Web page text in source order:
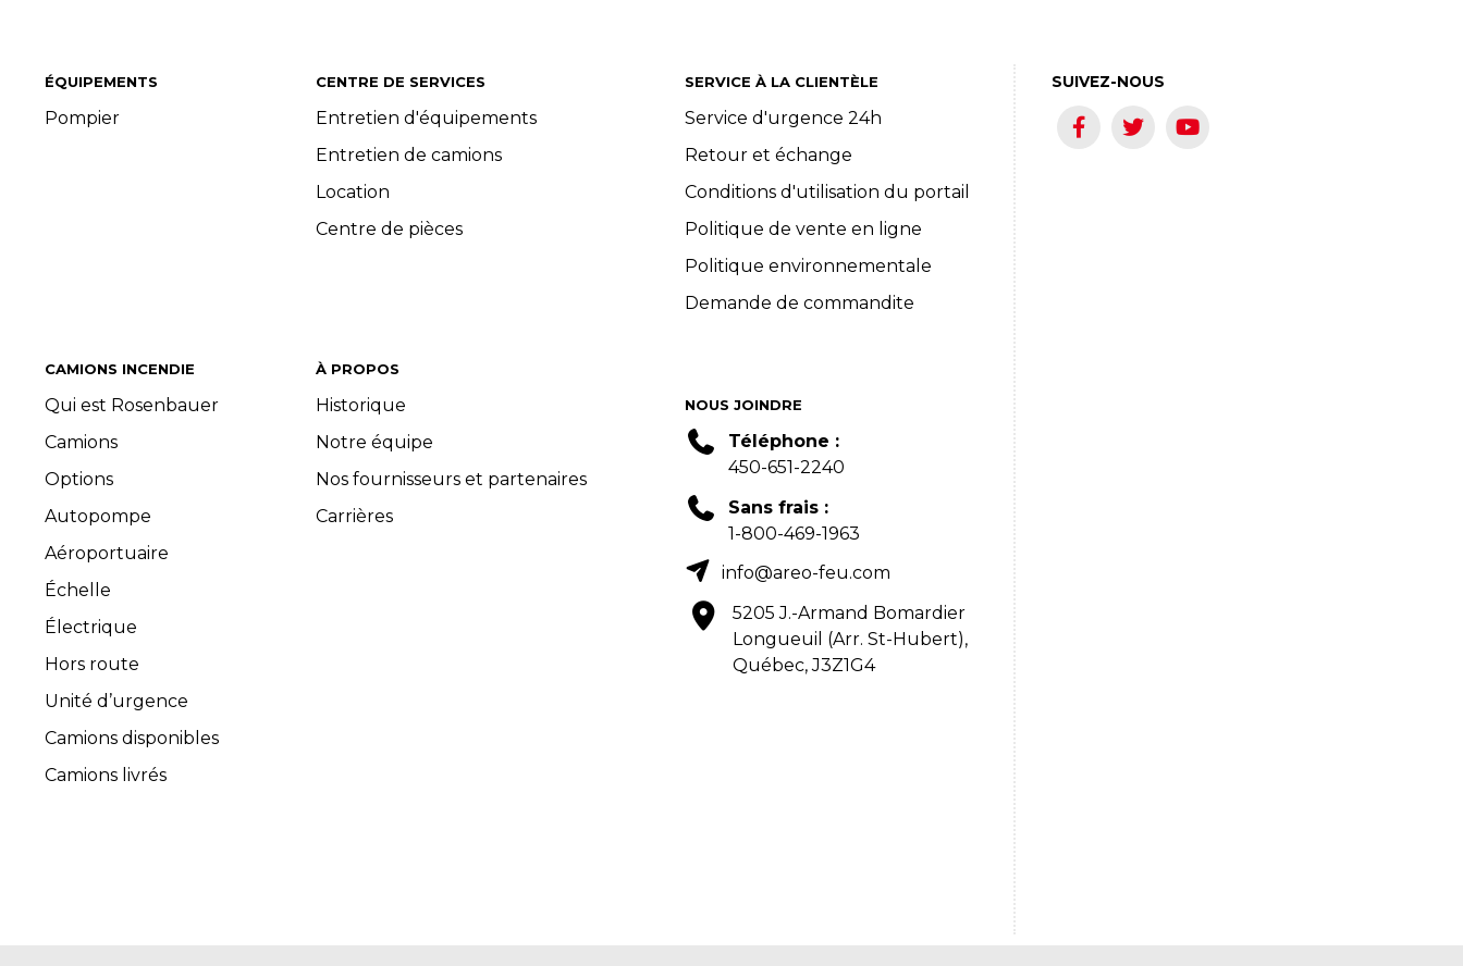
ÉQUIPEMENTS
Pompier
CAMIONS INCENDIE
Qui est Rosenbauer
Camions
Options
Autopompe
Aéroportuaire
Échelle
Électrique
Hors route
Unité d’urgence
Camions disponibles
Camions livrés
CENTRE DE SERVICES
Entretien d'équipements
Entretien de camions
Location
Centre de pièces
À PROPOS
Historique
Notre équipe
Nos fournisseurs et partenaires
Carrières
SERVICE À LA CLIENTÈLE
Service d'urgence 24h
Retour et échange
Conditions d'utilisation du portail
Politique de vente en ligne
Politique environnementale
Demande de commandite
NOUS JOINDRE
Téléphone :
450-651-2240
Sans frais :
1-800-469-1963
info@areo-feu.com
5205 J.-Armand Bomardier
Longueuil (Arr. St-Hubert),
Québec, J3Z1G4
SUIVEZ-NOUS